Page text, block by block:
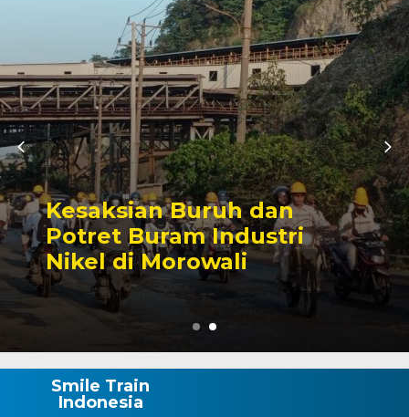
Sengketa Perizinan
Tambang yang Mengiringi
Karier Politik Anwar Hafid
Smile Train
Indonesia